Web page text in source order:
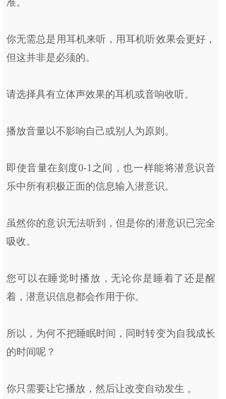
准。
你无需总是用耳机来听，用耳机听效果会更好，
但这并非是必须的。
请选择具有立体声效果的耳机或音响收听。
播放音量以不影响自己或别人为原则。
即使音量在刻度0-1之间，也一样能将潜意识音
乐中所有积极正面的信息输入潜意识。
虽然你的意识无法听到，但是你的潜意识已完全
吸收。
您可以在睡觉时播放，无论你是睡着了还是醒
着，潜意识信息都会作用于你。
所以，为何不把睡眠时间，同时转变为自我成长
的时间呢？
你只需要让它播放，然后让改变自动发生 。